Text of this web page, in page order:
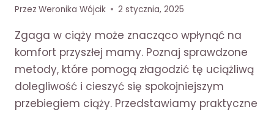
Przez Weronika Wójcik 2 stycznia, 2025
Zgaga w ciąży może znacząco wpłynąć na
komfort przyszłej mamy. Poznaj sprawdzone
metody, które pomogą złagodzić tę uciążliwą
dolegliwość i cieszyć się spokojniejszym
przebiegiem ciąży. Przedstawiamy praktyczne